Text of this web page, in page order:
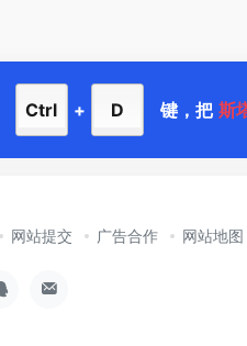
Ctrl + D 键，把 斯
网站提交 广告合作 网站地图